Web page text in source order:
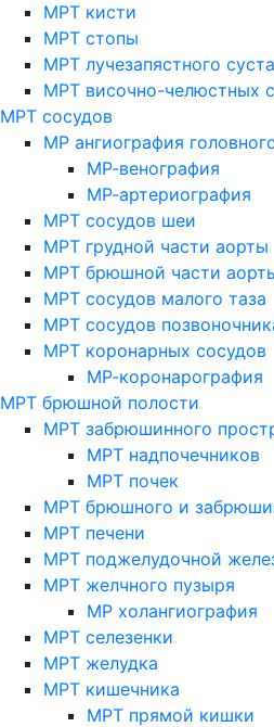
МРТ кисти
МРТ стопы
МРТ лучезапястного
МРТ височно-челюстных
МРТ сосудов
МР ангиография
МР-венография
МР-артериография
МРТ сосудов шеи
МРТ грудной части аорты
МРТ брюшной части
МРТ сосудов малого таза
МРТ сосудов
МРТ коронарных сосудов
МР-коронарография
МРТ брюшной полости
МРТ забрюшинного
МРТ надпочечников
МРТ почек
МРТ брюшного и
МРТ печени
МРТ поджелудочной
МРТ желчного пузыря
МР холангиография
МРТ селезенки
МРТ желудка
МРТ кишечника
МРТ прямой кишки